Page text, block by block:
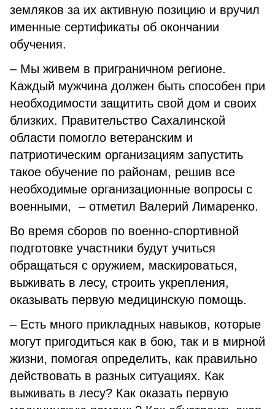
земляков за их активную позицию и вручил
именные сертификаты об окончании
обучения.
– Мы живем в приграничном регионе.
Каждый мужчина должен быть способен при
необходимости защитить свой дом и своих
близких. Правительство Сахалинской
области помогло ветеранским и
патриотическим организациям запустить
такое обучение по районам, решив все
необходимые организационные вопросы с
военными, – отметил Валерий Лимаренко.
Во время сборов по военно-спортивной
подготовке участники будут учиться
обращаться с оружием, маскироваться,
выживать в лесу, строить укрепления,
оказывать первую медицинскую помощь.
– Есть много прикладных навыков, которые
могут пригодиться как в бою, так и в мирной
жизни, помогая определить, как правильно
действовать в разных ситуациях. Как
выживать в лесу? Как оказать первую